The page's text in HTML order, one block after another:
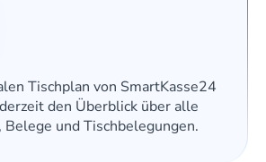
Tischplan von SmartKasse24
den Überblick über alle
und Tischbelegungen.